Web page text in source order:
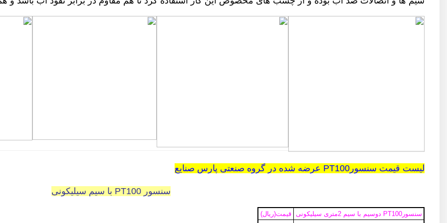
لیست قیمت سنسورPT100 عرضه شده در گروه صنعتی پارس صنایع
سنسور PT100 با سیم سیلیکونی
سنسورPT100 دوسیم با سیم 2متری سیلیکونی
قیمت(ریال)